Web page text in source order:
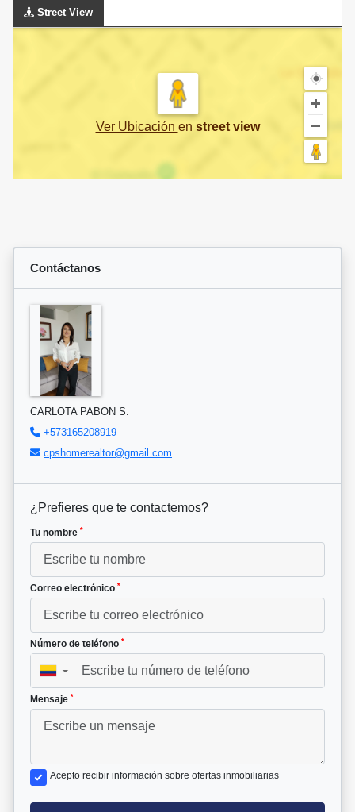
Street View
Ver Ubicación en street view
Contáctanos
CARLOTA PABON S.
+573165208919
cpshomerealtor@gmail.com
¿Prefieres que te contactemos?
Tu nombre *
Correo electrónico *
Número de teléfono *
▼
Mensaje *
Acepto recibir información sobre ofertas inmobiliarias